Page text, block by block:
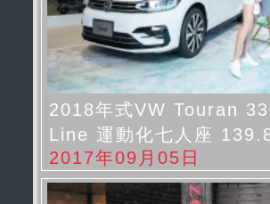
2018年式VW Touran
Line 運動化七人座
2017年09月05日